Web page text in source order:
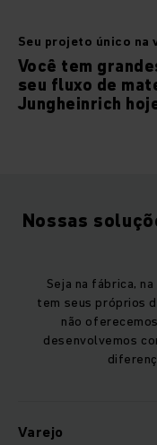
Seu projeto único na
Você tem
seu fluxo de
Jungheinrich
Nossas
Seja na fábrica,
tem seus próprios
não
desenvolvemos
Varejo